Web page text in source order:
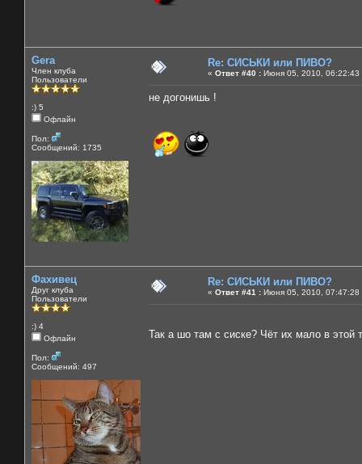
Gera
Член клуба
Пользователи
:) 5
Офлайн
Пол:
Сообщений: 1735
Re: СИСЬКИ или ПИВО?
« Ответ #40 : Июня 05, 2010, 06:22:43
не догонишь !
Фахивец
Друг клуба
Пользователи
:) 4
Офлайн
Пол:
Сообщений: 497
Re: СИСЬКИ или ПИВО?
« Ответ #41 : Июня 05, 2010, 07:47:28
Так а шо там с сиске? Чёт их мало в